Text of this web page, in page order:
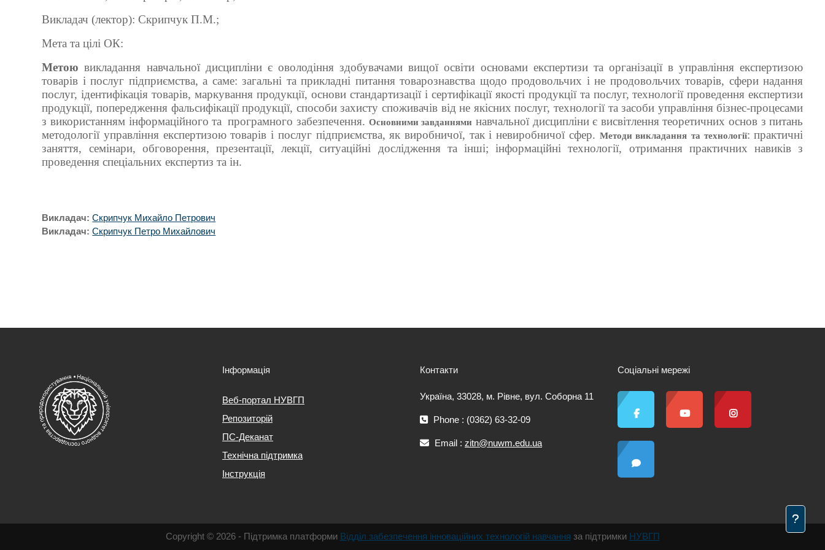
Викладач (лектор): Скрипчук П.М.;
Мета та цілі ОК:
Метоювикладання навчальної дисципліни є оволодіння здобувачами вищої освіти основами експертизи та організації в управління експертизою
товарів і послуг підприємства, а саме: загальні та прикладні питання товарознавства щодо продовольчих і не продовольчих товарів, сфери надання
послуг, ідентифікація товарів, маркування продукції, основи стандартизації і сертифікації якості продукції та послуг, технології проведення експертизи
продукції, попередження фальсифікації продукції, способи захисту споживачів від не якісних послуг, технології та засоби управління бізнес-процесами
з використанням інформаційного та програмного забезпечення. Основними завданнями навчальної дисципліни є висвітлення теоретичних основ з питань
методології управління експертизою товарів і послуг підприємства, як виробничої, так і невиробничої сфер. Методи викладання та технології: практичні
заняття, семінари, обговорення, презентації, лекції, ситуаційні дослідження та інші; інформаційні технології, отримання практичних навиків з
проведення спеціальних експертиз та ін.
Викладач:Скрипчук Михайло Петрович
Викладач:Скрипчук Петро Михайлович
Інформація
Веб-портал НУВГП
Репозиторій
ПС-Деканат
Технічна підтримка
Інструкція
Контакти
Україна, 33028, м. Рівне, вул. Соборна 11
Phone : (0362) 63-32-09
Email : zitn@nuwm.edu.ua
Соціальні мережі
Copyright © 2026 - Підтримка платформи Відділ забезпечення інноваційних технологій навчання за підтримки НУВГП